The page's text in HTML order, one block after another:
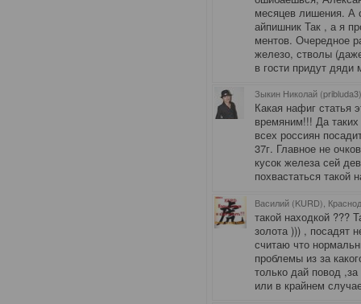
месяцев лишения. А
айпишник Так , а я
ментов. Очередное
железо, стволы
в гости придут
Зыкин Николай
Какая нафиг статья
времяним!!! Да
всех россиян
37г. Главное не
кусок железа сей
похвастаться такой
Василий (KURD),
такой находкой ???
золота ))) , посадят
считаю что
проблемы из за
только дай повод
или в крайнем